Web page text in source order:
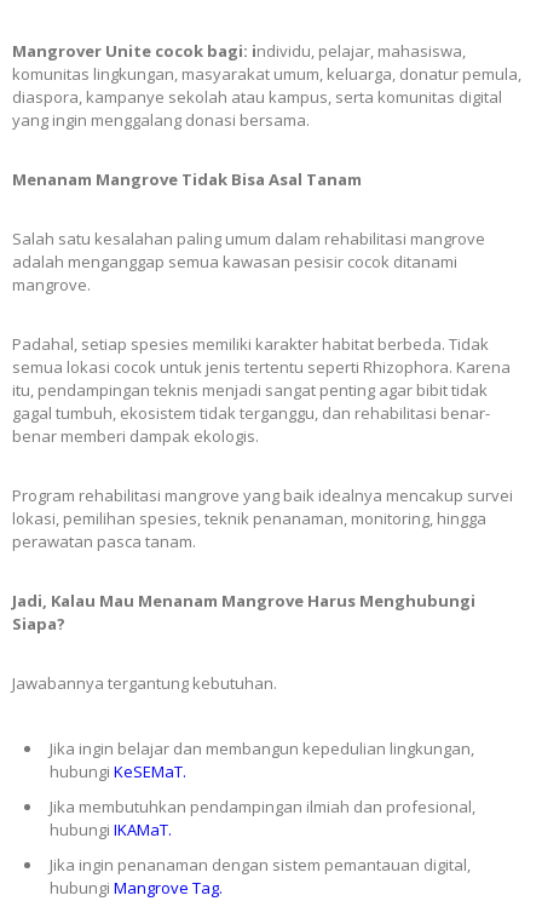
Mangrover Unite cocok bagi: individu, pelajar, mahasiswa,
komunitas lingkungan, masyarakat umum, keluarga, donatur pemula,
diaspora, kampanye sekolah atau kampus, serta komunitas digital
yang ingin menggalang donasi bersama.
Menanam Mangrove Tidak Bisa Asal Tanam
Salah satu kesalahan paling umum dalam rehabilitasi mangrove
adalah menganggap semua kawasan pesisir cocok ditanami
mangrove.
Padahal, setiap spesies memiliki karakter habitat berbeda. Tidak
semua lokasi cocok untuk jenis tertentu seperti Rhizophora. Karena
itu, pendampingan teknis menjadi sangat penting agar bibit tidak
gagal tumbuh, ekosistem tidak terganggu, dan rehabilitasi benar-
benar memberi dampak ekologis.
Program rehabilitasi mangrove yang baik idealnya mencakup survei
lokasi, pemilihan spesies, teknik penanaman, monitoring, hingga
perawatan pasca tanam.
Jadi, Kalau Mau Menanam Mangrove Harus Menghubungi
Siapa?
Jawabannya tergantung kebutuhan.
Jika ingin belajar dan membangun kepedulian lingkungan,
hubungi KeSEMaT.
Jika membutuhkan pendampingan ilmiah dan profesional,
hubungi IKAMaT.
Jika ingin penanaman dengan sistem pemantauan digital,
hubungi Mangrove Tag.